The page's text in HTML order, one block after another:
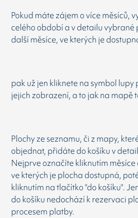
Pokud máte zájem o více měsíců,
celého období a v detailu vybrané
další měsíce, ve kterých je
pak už jen kliknete na symbol lupy
jejich zobrazení, a to jak na mapě
Plochy ze seznamu, či z mapy,
objednat, přidáte do košíku v
Nejprve označíte kliknutím
ve kterých je plocha dostupná,
kliknutím na tlačítko "do košíku".
do košíku nedochází k rezervaci
procesem platby.